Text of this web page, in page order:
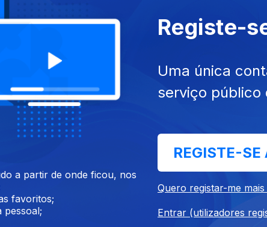
texto de Fernando Alves.
pela falaz e manhosa palavra “inverdade”. Isso foi chão
a tal ponto que o trouxeram para a campanha. Mas isso pode
a partir de onde ficou, nos
favoritos;
pessoal;
Registe-
Uma única
serviço público
REGISTE-SE
Quero registar-me mais
Entrar (utilizadores